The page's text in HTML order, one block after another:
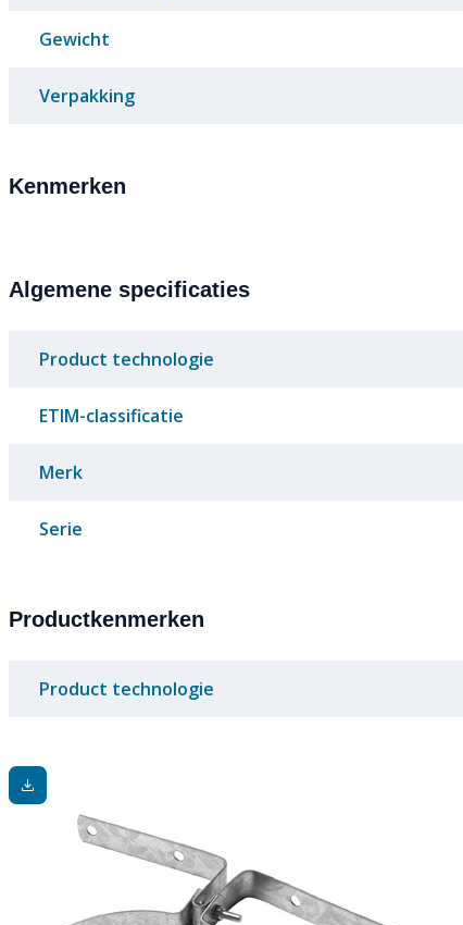
Gewicht
Verpakking
Kenmerken
Algemene specificaties
Product technologie
ETIM-classificatie
Merk
Serie
Productkenmerken
Product technologie